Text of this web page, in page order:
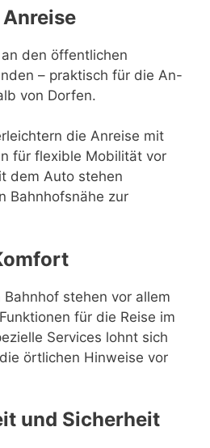
den öffentlichen
– praktisch für die An-
von Dorfen.
die Anreise mit
für flexible Mobilität vor
dem Auto stehen
Bahnhofsnähe zur
stehen vor allem
für die Reise im
Services lohnt sich
örtlichen Hinweise vor
und Sicherheit